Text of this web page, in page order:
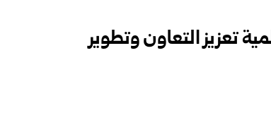
تعزيز التعاون وتطوير